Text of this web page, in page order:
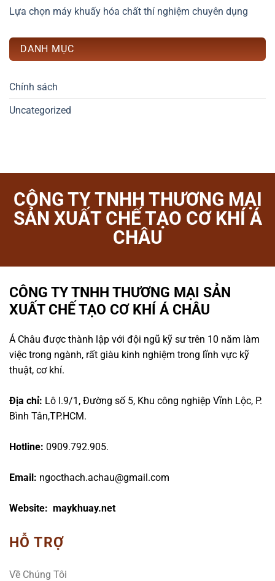
Lựa chọn máy khuấy hóa chất thí nghiệm chuyên dụng
DANH MỤC
Chính sách
Uncategorized
CÔNG TY TNHH THƯƠNG MẠI
SẢN XUẤT CHẾ TẠO CƠ KHÍ Á
CHÂU
CÔNG TY TNHH THƯƠNG MẠI SẢN
XUẤT CHẾ TẠO CƠ KHÍ Á CHÂU
Á Châu được thành lập với đội ngũ kỹ sư trên 10 năm làm
việc trong ngành, rất giàu kinh nghiệm trong lĩnh vực kỹ
thuật, cơ khí.
Địa chỉ: Lô I.9/1, Đường số 5, Khu công nghiệp Vĩnh Lộc, P.
Bình Tân,TP.HCM.
Hotline: 0909.792.905.
Email: ngocthach.achau@gmail.com
Website: maykhuay.net
HỖ TRỢ
Về Chúng Tôi